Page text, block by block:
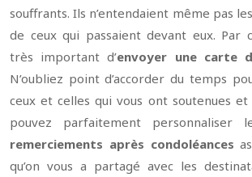
souffrants. Ils n’entendaient même pas
de ceux qui passaient devant eux. Par
très important d’envoyer une carte
N’oubliez point d’accorder du temps
ceux et celles qui vous ont soutenues et
pouvez parfaitement personnaliser
remerciements après condoléances
qu’on vous a partagé avec les